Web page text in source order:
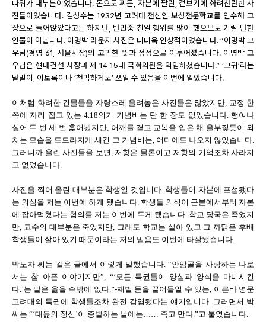
따위가 대부분이었습니다. 돈으로 찌든, 자본에 팔린, 겉보기에 화려찬란한 사
진들이었습니다. 김성수는 1932년 고려대 전신인 보성전문학교를 인수해 교
장으로 들어앉았다고는 하지만, 반민중 친일 행위를 많이 했으므로 기릴 만한
인물이 아닙니다. 이명박 라운지 사진은 더더욱 인상적이었습니다. “이명박 교
우님(경영 61, 서울시장)의 고귀한 뜻과 정성으로 이루어졌습니다. 이명박 교
우님은 현대건설 사장과 제 14 15대 국회의원을 역임하셨습니다.” ‘고귀’라는
낱말이, 이토록이나 ‘천박하게도’ 쓰일 수 있음을 이번에 알았습니다.
이처럼 화려한 건물들을 자랑스레 올려놓은 사진들은 많았지만, 교정 한
쪽에 자리 잡고 있는 4.18의거 기념비는 단 한 장도 없었습니다. 행여나
싶어 두 번 세 번 훑어봤지만, 어깨를 겯고 교복을 입은 채 울부짖듯이 외
치는 모습을 도드라지게 새긴 그 기념비는, 어디에도 나오지 않았습니다.
그러니까 올린 사진들을 보면, 저항은 물론이고 저항의 기억조차 사라지
고 없었습니다.
사진을 찍어 올린 대부분은 학생일 것입니다. 학생들이 자본에 포섭됐다
는 의심을 저는 이번에 하게 됐습니다. 학생들 의식이 근본에서부터 자본
에 잡아먹혔다는 혐의를 저는 이번에 두게 됐습니다. 학교 당국은 죽었지
만, 교수의 대부분은 죽었지만, 그래도 학교는 살아 있고 그 까닭은 후배
학생들이 살아 있기 때문이라는 저의 믿음도 이번에 타살됐습니다.
박노자 씨는 같은 글에서 이렇게 말했습니다. “안암골을 사랑하는 나로
서는 참 아픈 이야기지만”, “‘모든 특권들이 양심과 양식을 마비시킨
다.’는 말은 옳을 수밖에 없다.”-재벌 돈을 끌어들일 수 있는, 이른바 명문
고려대의 특권에 학생들조차 완전 감염됐다는 얘기입니다. 그러면서 박
씨는 “‘대듦의 정신’이 증발하는 날에는…… 죽고 만다.”고 붙였습니다.